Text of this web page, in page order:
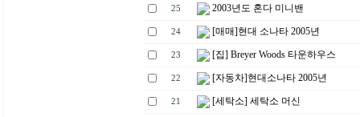
25 2003년도 혼다 미니밴
24 [매매]현대 소나타 2005년
23 [집] Breyer Woods 타운하우스
22 [자동차]현대소나타 2005년
21 [세탁소] 세탁소 머신